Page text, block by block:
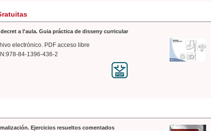
decret a l'aula. Guia práctica de disseny curricular
electrónico. PDF acceso libre
84-1396-436-2
Ejercicios resueltos comentados